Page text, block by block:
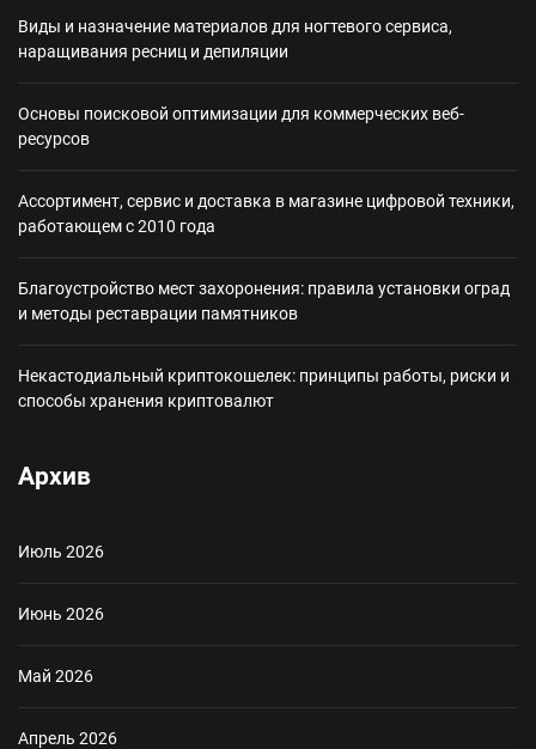
Виды и назначение материалов для ногтевого сервиса,
наращивания ресниц и депиляции
Основы поисковой оптимизации для коммерческих веб-
ресурсов
Ассортимент, сервис и доставка в магазине цифровой техники,
работающем с 2010 года
Благоустройство мест захоронения: правила установки оград
и методы реставрации памятников
Некастодиальный криптокошелек: принципы работы, риски и
способы хранения криптовалют
Архив
Июль 2026
Июнь 2026
Май 2026
Апрель 2026